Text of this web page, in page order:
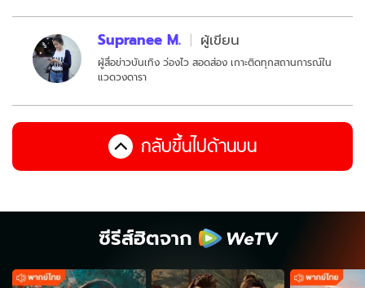
Supranee M. ผู้เขียน
ผู้สื่อข่าวบันเทิง ว่องไว สอดส่อง เกาะติดทุกสถานการณ์ใน
แวดวงดารา
กลับขึ้นไปด้านบน
ซีรีส์ฮิตจาก